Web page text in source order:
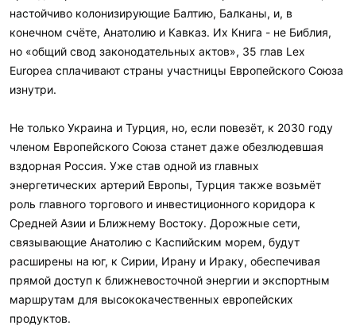
настойчиво колонизирующие Балтию, Балканы, и, в
конечном счёте, Анатолию и Кавказ. Их Книга - не Библия,
но «общий свод законодательных актов», 35 глав Lex
Europea сплачивают страны участницы Европейского Союза
изнутри.
Не только Украина и Турция, но, если повезёт, к 2030 году
членом Европейского Союза станет даже обезлюдевшая
вздорная Россия. Уже став одной из главных
энергетических артерий Европы, Турция также возьмёт
роль главного торгового и инвестиционного коридора к
Средней Азии и Ближнему Востоку. Дорожные сети,
связывающие Анатолию с Каспийским морем, будут
расширены на юг, к Сирии, Ирану и Ираку, обеспечивая
прямой доступ к ближневосточной энергии и экспортным
маршрутам для высококачественных европейских
продуктов.